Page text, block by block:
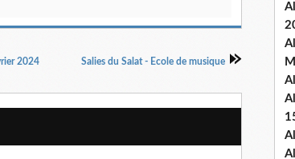
2024 Salies du Salat - Ecole de musique